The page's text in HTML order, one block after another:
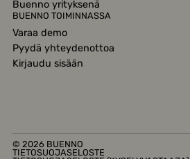
Buenno yrityksenä
BUENNO TOIMINNASSA
Varaa demo
Pyydä yhteydenottoa
Kirjaudu sisään
© 2026 BUENNO
TIETOSUOJASELOSTE